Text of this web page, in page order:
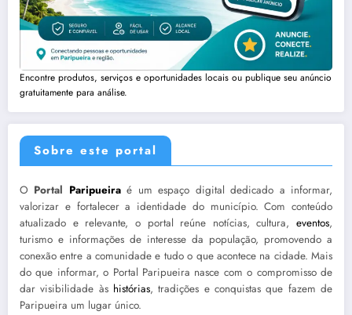
Encontre produtos, serviços e oportunidades locais ou publique seu anúncio
gratuitamente para análise.
Sobre este portal
O Portal Paripueiraé um espaço digital dedicado a informar,
valorizar e fortalecer a identidade do município. Com conteúdo
atualizado e relevante, o portal reúne notícias, cultura, eventos,
turismo e informações de interesse da população, promovendo a
conexão entre a comunidade e tudo o que acontece na cidade. Mais
do que informar, o Portal Paripueira nasce com o compromisso de
dar visibilidade às histórias, tradições e conquistas que fazem de
Paripueira um lugar único.